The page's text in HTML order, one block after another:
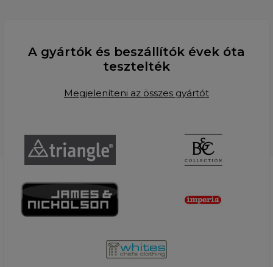
A gyártók és beszállítók évek óta
tesztelték
Megjeleníteni az összes gyártót